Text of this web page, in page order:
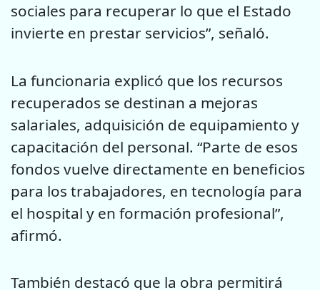
sociales para recuperar lo que el Estado
invierte en prestar servicios”, señaló.
La funcionaria explicó que los recursos
recuperados se destinan a mejoras
salariales, adquisición de equipamiento y
capacitación del personal. “Parte de esos
fondos vuelve directamente en beneficios
para los trabajadores, en tecnología para
el hospital y en formación profesional”,
afirmó.
También destacó que la obra permitirá